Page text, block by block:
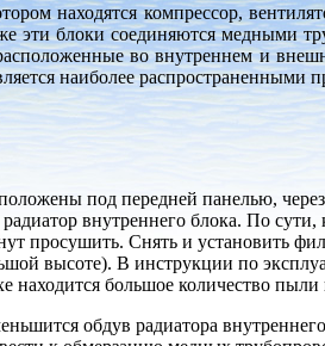
находятся компрессор,
эти блоки соединяются медными
во внутреннем и
наиболее распространенными
под передней панелью,
внутреннего блока. По
просушить. Снять и установить
высоте). В инструкции по
находится большое количество
обдув радиатора